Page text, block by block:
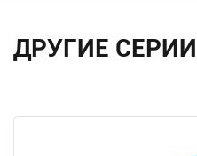
ДРУГИЕ